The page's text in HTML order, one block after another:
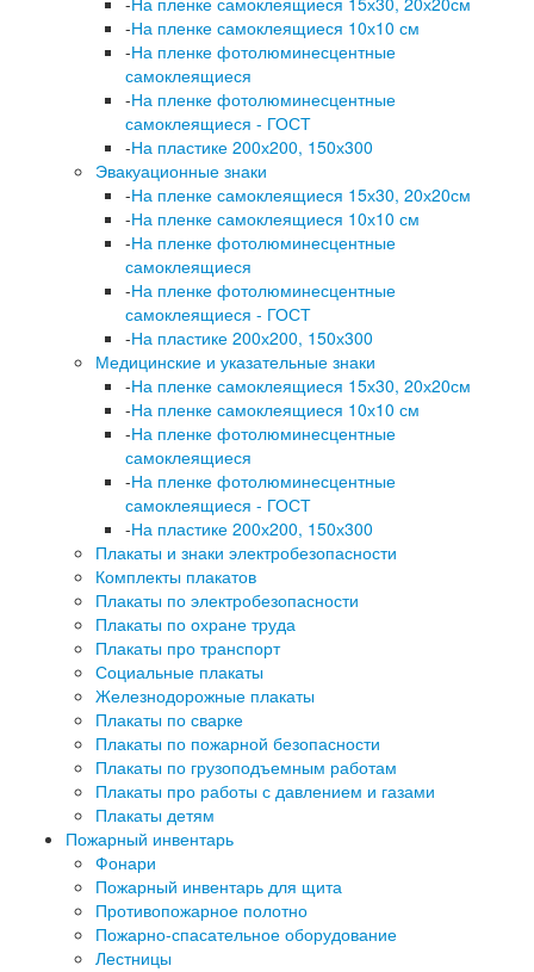
-На пленке самоклеящиеся 10х10 см
-На пленке фотолюминесцентные
самоклеящиеся
-На пленке фотолюминесцентные
самоклеящиеся - ГОСТ
-На пластике 200х200, 150х300
Эвакуационные знаки
-На пленке самоклеящиеся 15х30, 20х20см
-На пленке самоклеящиеся 10х10 см
-На пленке фотолюминесцентные
самоклеящиеся
-На пленке фотолюминесцентные
самоклеящиеся - ГОСТ
-На пластике 200х200, 150х300
Медицинские и указательные знаки
-На пленке самоклеящиеся 15х30, 20х20см
-На пленке самоклеящиеся 10х10 см
-На пленке фотолюминесцентные
самоклеящиеся
-На пленке фотолюминесцентные
самоклеящиеся - ГОСТ
-На пластике 200х200, 150х300
Плакаты и знаки электробезопасности
Комплекты плакатов
Плакаты по электробезопасности
Плакаты по охране труда
Плакаты про транспорт
Социальные плакаты
Железнодорожные плакаты
Плакаты по сварке
Плакаты по пожарной безопасности
Плакаты по грузоподъемным работам
Плакаты про работы с давлением и газами
Плакаты детям
Пожарный инвентарь
Фонари
Пожарный инвентарь для щита
Противопожарное полотно
Пожарно-спасательное оборудование
Лестницы